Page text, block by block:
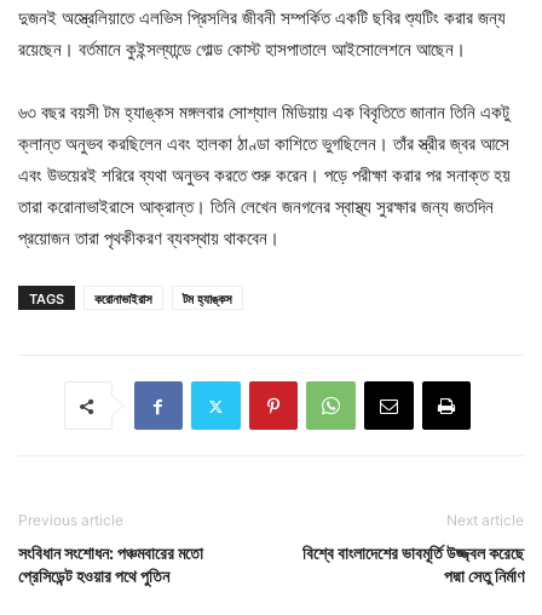
দুজনই অস্ত্রেলিয়াতে এলভিস প্রিসলির জীবনী সম্পর্কিত একটি ছবির শ্যুটিং করার জন্য
রয়েছেন। বর্তমানে কুইন্সল্যান্ডে গোল্ড কোস্ট হাসপাতালে আইসোলেশনে আছেন।
৬৩ বছর বয়সী টম হ্যাঙ্কস মঙ্গলবার সোশ্যাল মিডিয়ায় এক বিবৃতিতে জানান তিনি একটু
ক্লান্ত অনুভব করছিলেন এবং হালকা ঠাণ্ডা কাশিতে ভুগছিলেন। তাঁর স্ত্রীর জ্বর আসে
এবং উভয়েরই শরিরে ব্যথা অনুভব করতে শুরু করেন। পড়ে পরীক্ষা করার পর সনাক্ত হয়
তারা করোনাভাইরাসে আক্রান্ত। তিনি লেখেন জনগনের স্বাস্থ্য সুরক্ষার জন্য জতদিন
প্রয়োজন তারা পৃথকীকরণ ব্যবস্থায় থাকবেন।
TAGS করোনাভাইরাস টম হ্যাঙ্কস
Previous article
সংবিধান সংশোধন: পঞ্চমবারের মতো
প্রেসিডেন্ট হওয়ার পথে পুতিন
Next article
বিশ্বে বাংলাদেশের ভাবমূর্তি উজ্জ্বল করেছে
পদ্মা সেতু নির্মাণ